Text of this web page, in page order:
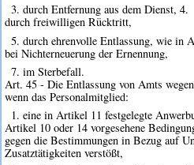
3. durch Entfernung aus dem Dienst, 4.
durch freiwilligen Rücktritt,
5. durch ehrenvolle Entlassung, wie in
bei Nichterneuerung der Ernennung,
7. im Sterbefall.
Art. 45 - Die Entlassung von Amts
wenn das Personalmitglied:
1. eine in Artikel 11 festgelegte
Artikel 10 oder 14 vorgesehene
gegen die Bestimmungen in Bezug auf
Zusatztätigkeiten verstößt,